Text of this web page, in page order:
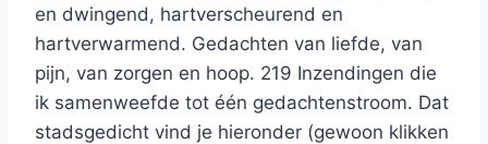
en dwingend, hartverscheurend en
hartverwarmend. Gedachten van liefde, van
pijn, van zorgen en hoop. 219 Inzendingen die
ik samenweefde tot één gedachtenstroom. Dat
stadsgedicht vind je hieronder (gewoon klikken